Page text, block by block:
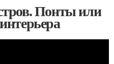
Понты или